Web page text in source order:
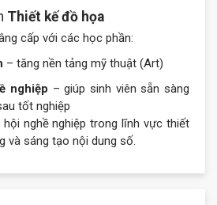
Thiết kế đồ họa
cấp với các học phần:
– tăng nền tảng mỹ thuật (Art)
nghiệp – giúp sinh viên sẵn sàng
tốt nghiệp
nghề nghiệp trong lĩnh vực thiết
và sáng tạo nội dung số.